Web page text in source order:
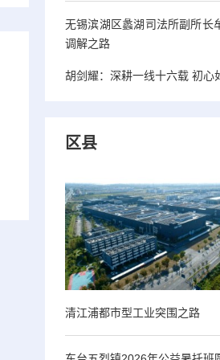
无锡滨湖区蠡湖司法所副所长
调解之路
胡剑耀：深耕一线十六载 初心
区县
清江浦都市型工业突围之路